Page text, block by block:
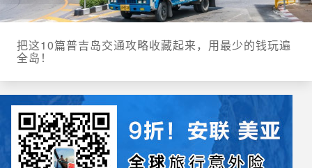
把这10篇普吉岛交通攻略收藏起来，用最少的钱玩遍
全岛！